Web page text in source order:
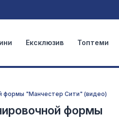
Ексклюзив Топтеми
формы "Манчестер Сити" (видео)
формы